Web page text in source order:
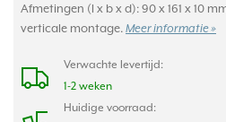
Afmetingen (l x b x d): 90 x 161 x 10
verticale montage. Meer informatie »
Verwachte levertijd:
1-2 weken
Huidige voorraad: